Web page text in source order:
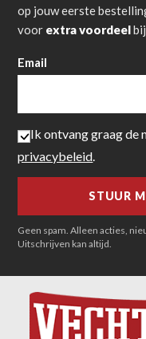
op jouw eerste
voor extra voordeel
Email
Ik ontvang graag de
privacybeleid.
Geen spam. Alleen acties,
Uitschrijven kan altijd.